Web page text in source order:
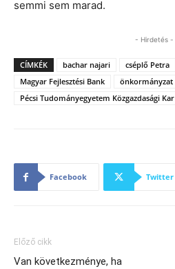
semmi sem marad.
- Hirdetés -
CÍMKÉK bachar najari cséplő Petra
Magyar Fejlesztési Bank
önkormányzat
Pécsi Tudományegyetem Közgazdasági Kar
Facebook Twitter
Előző cikk
Van következménye, ha